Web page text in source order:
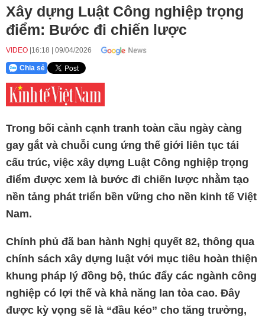
Xây dựng Luật Công nghiệp trọng
điểm: Bước đi chiến lược
VIDEO 16:18 09/04/2026
Chia sẻ
Trong bối cảnh cạnh tranh toàn cầu ngày càng
gay gắt và chuỗi cung ứng thế giới liên tục tái
cấu trúc, việc xây dựng Luật Công nghiệp trọng
điểm được xem là bước đi chiến lược nhằm tạo
nền tảng phát triển bền vững cho nền kinh tế Việt
Nam.
Chính phủ đã ban hành Nghị quyết 82, thông qua
chính sách xây dựng luật với mục tiêu hoàn thiện
khung pháp lý đồng bộ, thúc đẩy các ngành công
nghiệp có lợi thế và khả năng lan tỏa cao. Đây
được kỳ vọng sẽ là “đầu kéo” cho tăng trưởng,